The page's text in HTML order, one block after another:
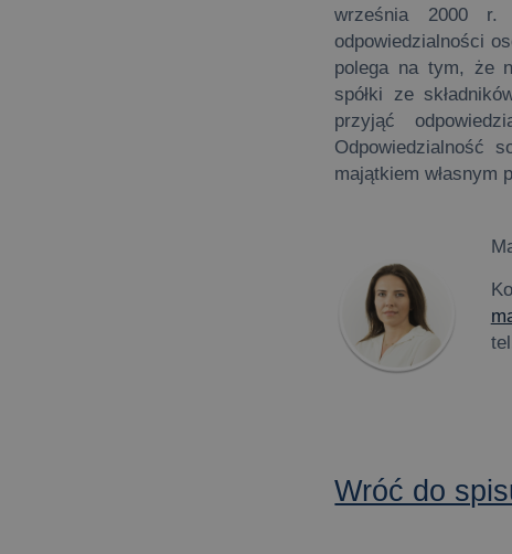
września 2000 r.
odpowiedzialności
polega na tym, że
spółki ze
przyjąć
Odpowiedzialność
majątkiem własnym
Wróć do